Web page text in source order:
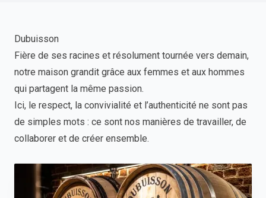
Dubuisson
Fière de ses racines et résolument tournée vers demain,
notre maison grandit grâce aux femmes et aux hommes
qui partagent la même passion.
Ici, le respect, la convivialité et l’authenticité ne sont pas
de simples mots : ce sont nos manières de travailler, de
collaborer et de créer ensemble.